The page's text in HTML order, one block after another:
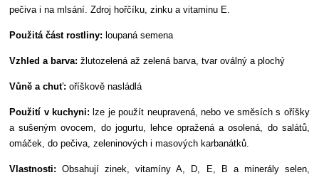
pečiva i na mlsání. Zdroj hořčíku, zinku a vitaminu E.
Použitá část rostliny: loupaná semena
Vzhled a barva: žlutozelená až zelená barva, tvar oválný a plochý
Vůně a chuť: oříškově nasládlá
Použití v kuchyni: lze je použít neupravená, nebo ve směsích s oříšky
a sušeným ovocem, do jogurtu, lehce opražená a osolená, do salátů,
omáček, do pečiva, zeleninových i masových karbanátků.
Vlastnosti: Obsahují zinek, vitamíny A, D, E, B a minerály selen,